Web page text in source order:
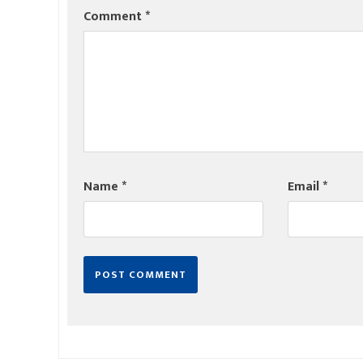
Comment*
Name* Email*